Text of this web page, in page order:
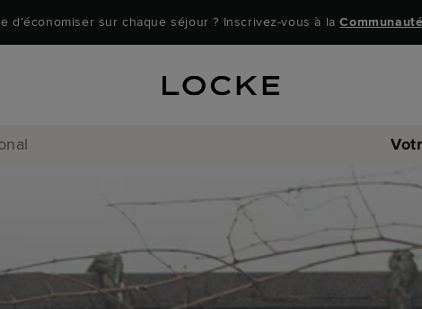
d'économiser sur chaque séjour ? Inscrivez-vous à la